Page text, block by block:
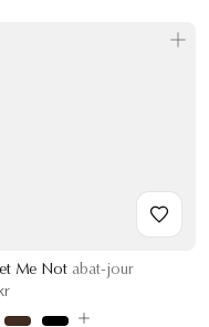
Me Not abat-jour